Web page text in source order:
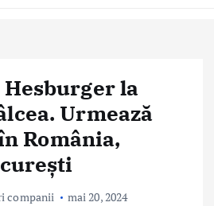
la
Urmează
România,
companii mai 20, 2024